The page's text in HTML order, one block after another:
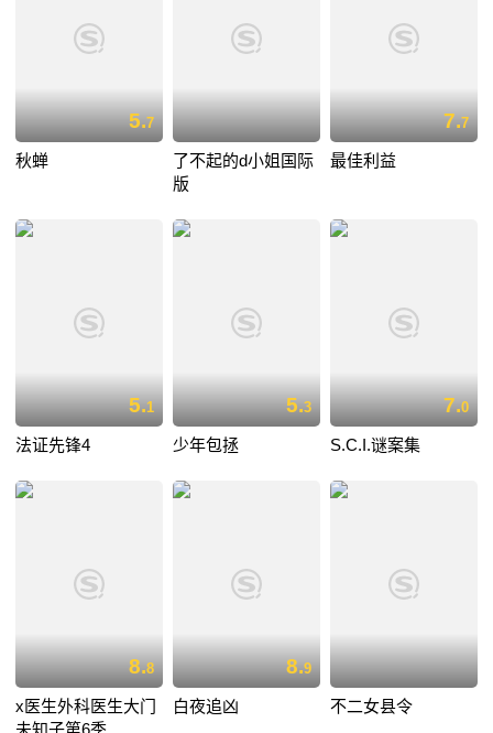
5.7
秋蝉
了不起的d小姐国际
版
7.7
最佳利益
5.1
法证先锋4
5.3
少年包拯
7.0
S.C.I.谜案集
8.8
x医生外科医生大门
8.9
白夜追凶 不二女县令